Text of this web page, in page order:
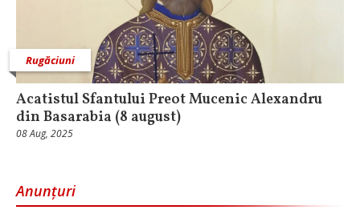
Rugăciuni
Acatistul Sfantului Preot Mucenic Alexandru
din Basarabia (8 august)
08 Aug, 2025
Anunțuri